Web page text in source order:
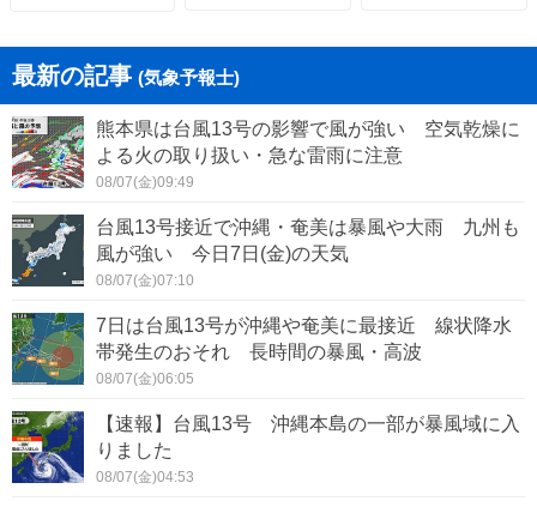
最新の記事 (気象予報士)
熊本県は台風13号の影響で風が強い 空気乾燥に
よる火の取り扱い・急な雷雨に注意
08/07(金)09:49
台風13号接近で沖縄・奄美は暴風や大雨 九州も
風が強い 今日7日(金)の天気
08/07(金)07:10
7日は台風13号が沖縄や奄美に最接近 線状降水
帯発生のおそれ 長時間の暴風・高波
08/07(金)06:05
【速報】台風13号 沖縄本島の一部が暴風域に入
りました
08/07(金)04:53